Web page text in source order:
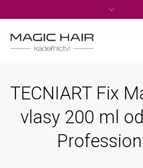
Po – Ne: 8:00 –
TECNIART Fix
vlasy 200 ml od